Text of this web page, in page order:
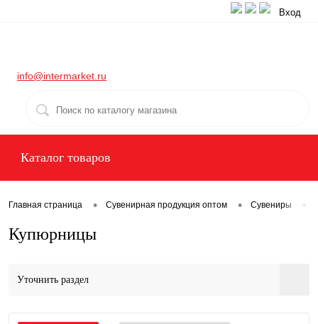
Вход
info@intermarket.ru
Каталог товаров
Главная страница • Сувенирная продукция оптом • Сувениры
Купюрницы
Уточнить раздел